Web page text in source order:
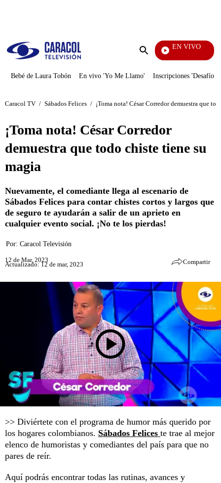
Enviar
EN VIVO
Bebé de Laura Tobón En vivo 'Yo Me Llamo' Inscripciones 'Desafío'
Caracol TV / Sábados Felices / ¡Toma nota! César Corredor demuestra que
¡Toma nota! César Corredor
demuestra que todo chiste tiene su
magia
Nuevamente, el comediante llega al escenario de
Sábados Felices para contar chistes cortos y largos que
de seguro te ayudarán a salir de un aprieto en
cualquier evento social. ¡No te los pierdas!
Por: Caracol Televisión
12 de Mar, 2023
Actualizado: 12 de mar, 2023 Compartir
>> Diviértete con el programa de humor más querido por
los hogares colombianos. Sábados Felices te trae al mejor
elenco de humoristas y comediantes del país para que no
pares de reír.
Aquí podrás encontrar todas las rutinas, avances y